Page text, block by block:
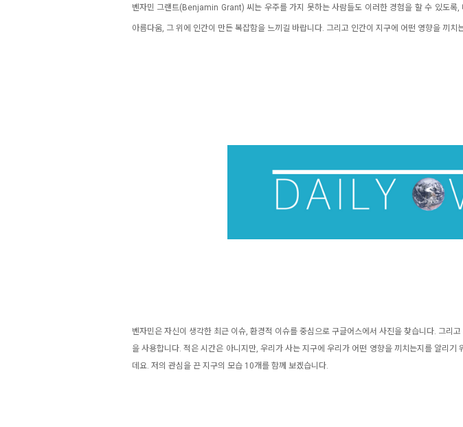
벤자민 그랜트(Benjamin Grant) 씨는 우주를 가지 못하는 사람들도 이러한 경험을 할 수 있도록
아름다움, 그 위에 인간이 만든 복잡함을 느끼길 바랍니다. 그리고 인간이 지구에 어떤 영향을 끼치
벤자민은 자신이 생각한 최근 이슈, 환경적 이슈를 중심으로 구글어스에서 사진을 찾습니다. 그
을 사용합니다. 적은 시간은 아니지만, 우리가 사는 지구에 우리가 어떤 영향을 끼치는지를 알리
데요. 저의 관심을 끈 지구의 모습 10개를 함께 보겠습니다.